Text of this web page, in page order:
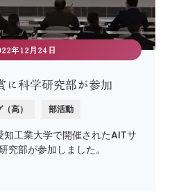
年12月24日
科学研究部が参加
高） 部活動
工業大学で開催されたAITサ
究部が参加しました。